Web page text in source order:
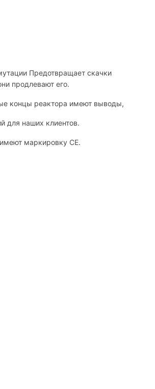
Предотвращает скачки
продлевают его.
концы реактора имеют выводы,
для наших клиентов.
маркировку CE.